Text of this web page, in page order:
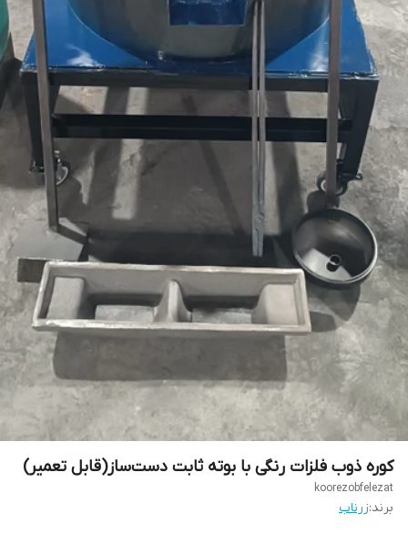
کوره ذوب فلزات رنگی با بوته ثابت دست‌ساز(قابل تعمیر)
koorezobfelezat
برند:زرناب